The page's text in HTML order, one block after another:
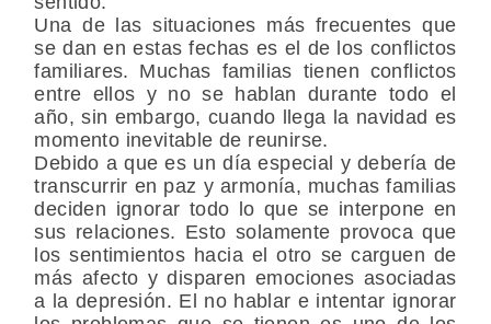
Una de las situaciones más frecuentes que
se dan en estas fechas es el de los conflictos
familiares. Muchas familias tienen conflictos
entre ellos y no se hablan durante todo el
año, sin embargo, cuando llega la navidad es
momento inevitable de reunirse.
Debido a que es un día especial y debería de
transcurrir en paz y armonía, muchas familias
deciden ignorar todo lo que se interpone en
sus relaciones. Esto solamente provoca que
los sentimientos hacia el otro se carguen de
más afecto y disparen emociones asociadas
a la depresión. El no hablar e intentar ignorar